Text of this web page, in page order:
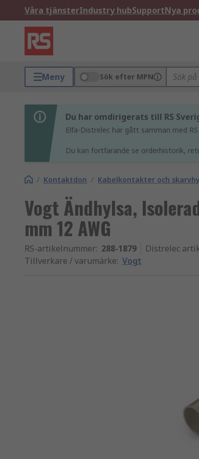
Våra tjänsterIndustry hubSupportNya
Meny Sök efter MPN
Du har omdirigerats till RS
Elfa-Distrelec har gått samman med
Du kan fortfarande se orderhistorik,
/ Kontaktdon / Kabelkontakter och
Vogt Ändhylsa,
mm 12 AWG
RS-artikelnummer: 288-1879 Distrelec
Tillverkare / varumärke: Vogt